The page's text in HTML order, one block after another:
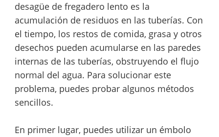
desagüe de fregadero lento es la
acumulación de residuos en las tuberías. Con
el tiempo, los restos de comida, grasa y otros
desechos pueden acumularse en las paredes
internas de las tuberías, obstruyendo el flujo
normal del agua. Para solucionar este
problema, puedes probar algunos métodos
sencillos.
En primer lugar, puedes utilizar un émbolo